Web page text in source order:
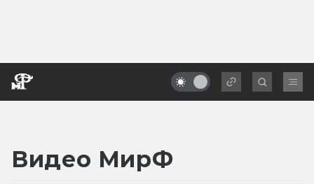
Видео МирФ